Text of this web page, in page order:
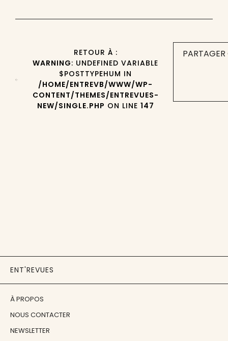
RETOUR À :
WARNING: UNDEFINED VARIABLE
$POSTTYPEHUM IN
/HOME/ENTREVB/WWW/WP-
CONTENT/THEMES/ENTREVUES-
NEW/SINGLE.PHP ON LINE 147
ENT'REVUES
À PROPOS
NOUS CONTACTER
NEWSLETTER